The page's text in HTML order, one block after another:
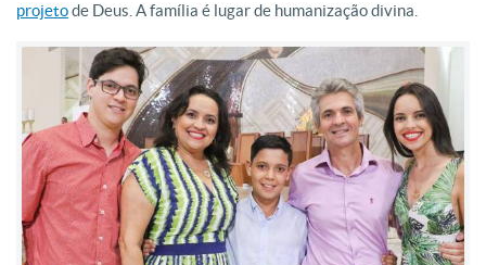
projetode Deus. A família é lugar de humanização divina.